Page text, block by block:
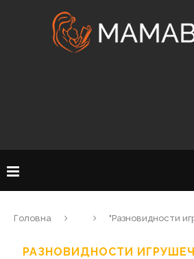
Головна "Разновидности
РАЗНОВИДНОСТИ